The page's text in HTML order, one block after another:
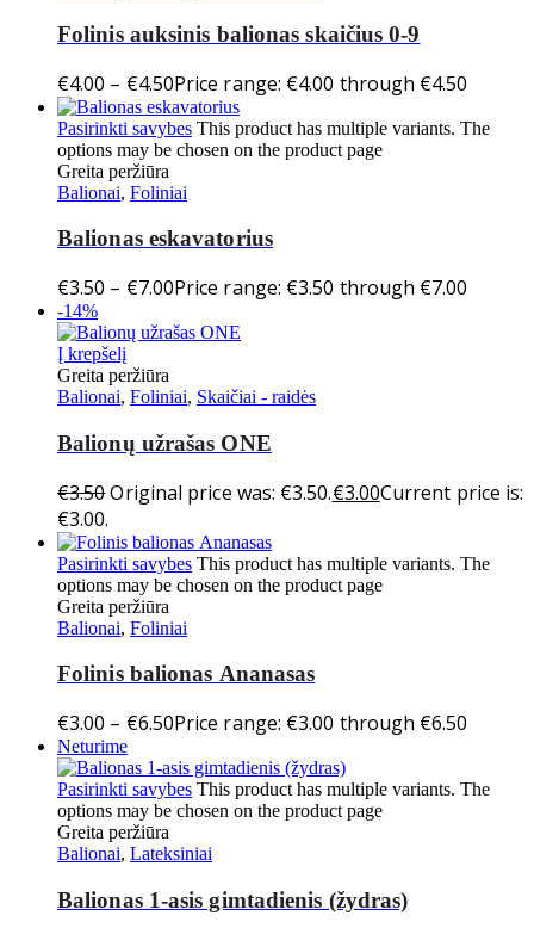
Folinis auksinis balionas skaičius 0-9
€4.00 – €4.50Price range: €4.00 through €4.50
Pasirinkti savybes This product has multiple variants. The
options may be chosen on the product page
Greita peržiūra
Balionai, Foliniai
Balionas eskavatorius
€3.50 – €7.00Price range: €3.50 through €7.00
-14%
Į krepšelį
Greita peržiūra
Balionai, Foliniai, Skaičiai - raidės
Balionų užrašas ONE
€3.50Original price was: €3.50.€3.00Current price is:
€3.00.
Pasirinkti savybes This product has multiple variants. The
options may be chosen on the product page
Greita peržiūra
Balionai, Foliniai
Folinis balionas Ananasas
€3.00 – €6.50Price range: €3.00 through €6.50
Neturime
Pasirinkti savybes This product has multiple variants. The
options may be chosen on the product page
Greita peržiūra
Balionai, Lateksiniai
Balionas 1-asis gimtadienis (žydras)